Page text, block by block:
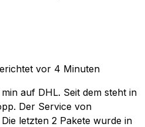
vor 4 Minuten
auf DHL. Seit dem steht in
Der Service von
letzten 2 Pakete wurde in